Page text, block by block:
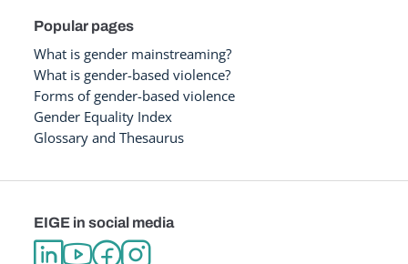
Popular pages
What is gender mainstreaming?
What is gender-based violence?
Forms of gender-based violence
Gender Equality Index
Glossary and Thesaurus
EIGE in social media